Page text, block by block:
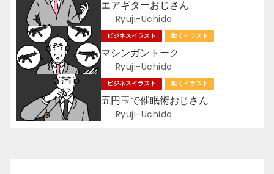
k
ゲ
ー
シ
ョ
ン
エアギターおじさん
Ryuji-Uchida
ビジネスイラスト 動くイラスト
マシンガントーク
Ryuji-Uchida
ビジネスイラスト 動くイラスト
五円玉で催眠術おじさん
Ryuji-Uchida